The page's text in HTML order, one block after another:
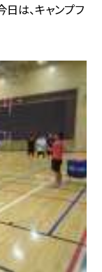
は、キャンプフ